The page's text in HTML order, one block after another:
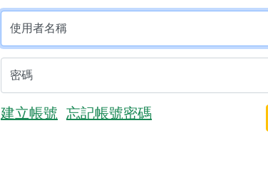
使用者名稱
密碼
建立帳號 忘記帳號密碼